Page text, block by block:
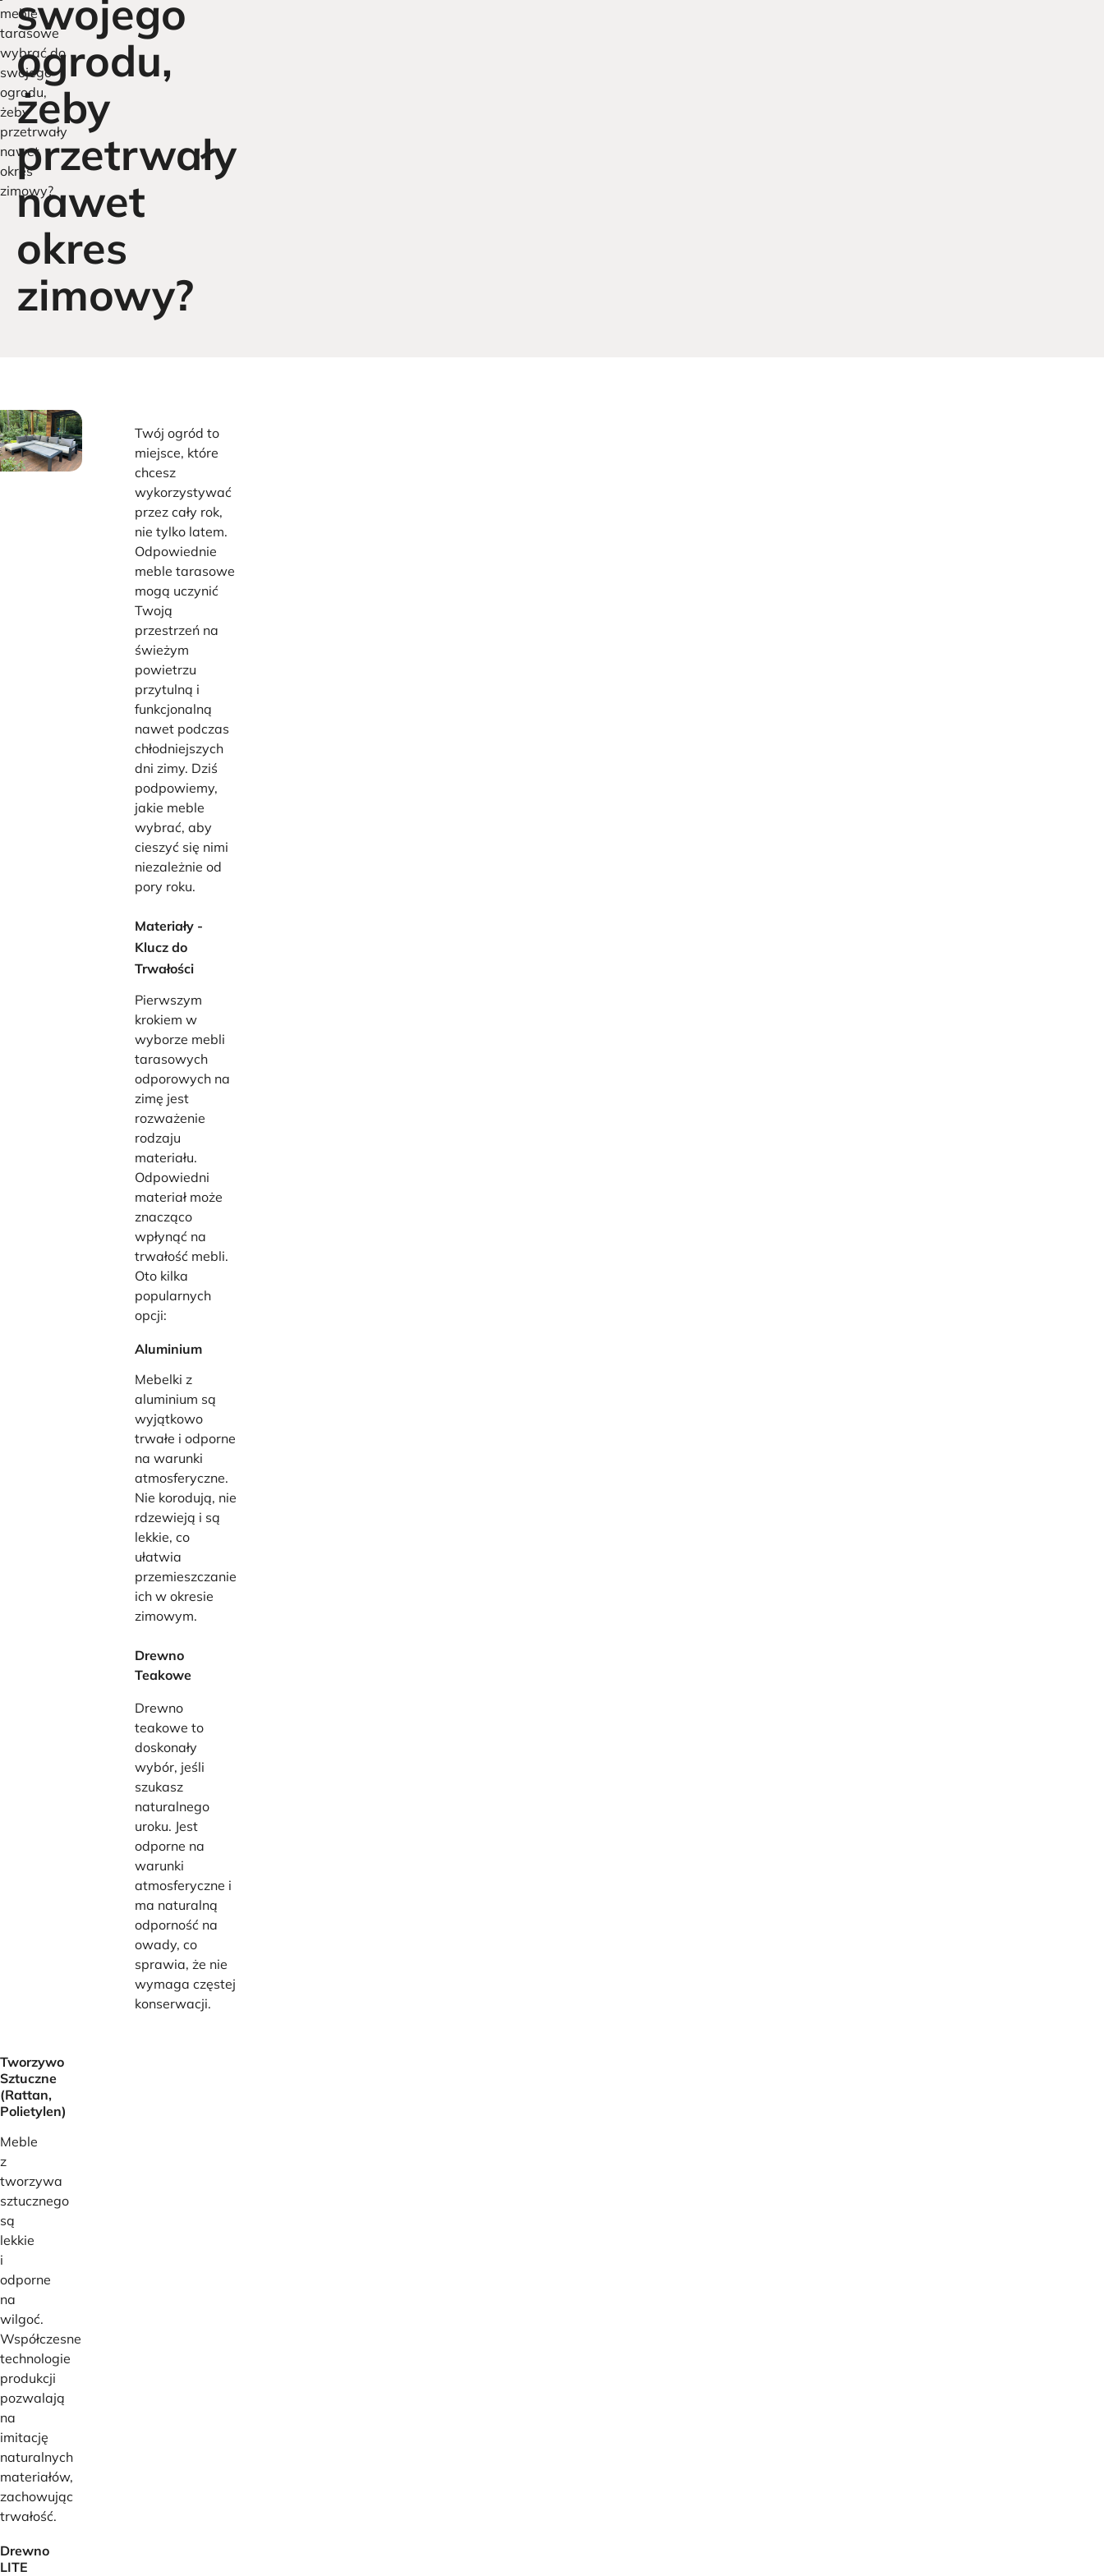
meble
tarasowe
wybrać do
swojego
ogrodu,
żeby
przetrwały
nawet
okres
zimowy?
swojego
ogrodu,
żeby
przetrwały
nawet
okres
zimowy?
Twój ogród to
miejsce, które
chcesz
wykorzystywać
przez cały rok,
nie tylko latem.
Odpowiednie
meble tarasowe
mogą uczynić
Twoją
przestrzeń na
świeżym
powietrzu
przytulną i
funkcjonalną
nawet podczas
chłodniejszych
dni zimy. Dziś
podpowiemy,
jakie meble
wybrać, aby
cieszyć się nimi
niezależnie od
pory roku.
Materiały -
Klucz do
Trwałości
Pierwszym
krokiem w
wyborze mebli
tarasowych
odporowych na
zimę jest
rozważenie
rodzaju
materiału.
Odpowiedni
materiał może
znacząco
wpłynąć na
trwałość mebli.
Oto kilka
popularnych
opcji:
Aluminium
Mebelki z
aluminium są
wyjątkowo
trwałe i odporne
na warunki
atmosferyczne.
Nie korodują, nie
rdzewieją i są
lekkie, co
ułatwia
przemieszczanie
ich w okresie
zimowym.
Drewno
Teakowe
Drewno
teakowe to
doskonały
wybór, jeśli
szukasz
naturalnego
uroku. Jest
odporne na
warunki
atmosferyczne i
ma naturalną
odporność na
owady, co
sprawia, że ​​nie
wymaga częstej
konserwacji.
Tworzywo
Sztuczne
(Rattan,
Polietylen)
Meble
z
tworzywa
sztucznego
są
lekkie
i
odporne
na
wilgoć.
Współczesne
technologie
produkcji
pozwalają
na
imitację
naturalnych
materiałów,
zachowując
trwałość.
Drewno
LITE